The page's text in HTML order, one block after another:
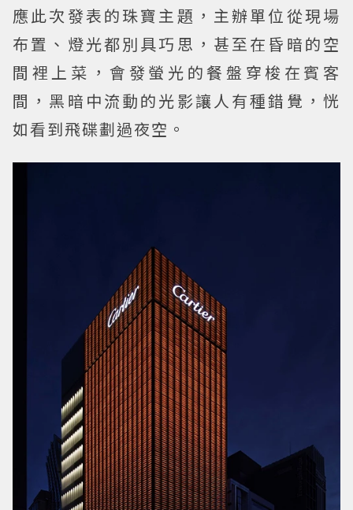
應此次發表的珠寶主題，主辦單位從現場
布置、燈光都別具巧思，甚至在昏暗的空
間裡上菜，會發螢光的餐盤穿梭在賓客
間，黑暗中流動的光影讓人有種錯覺，恍
如看到飛碟劃過夜空。